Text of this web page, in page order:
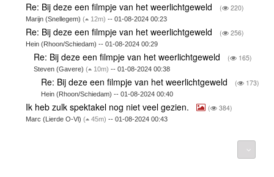
Re: Bij deze een filmpje van het weerlichtgeweld ( 220)
Marijn (Snellegem)( 12m) -- 01-08-2024 00:23
Re: Bij deze een filmpje van het weerlichtgeweld ( 256)
Hein (Rhoon/Schiedam) -- 01-08-2024 00:29
Re: Bij deze een filmpje van het weerlichtgeweld ( 165)
Steven (Gavere) ( 10m) -- 01-08-2024 00:38
Re: Bij deze een filmpje van het weerlichtgeweld ( 173)
Hein (Rhoon/Schiedam) -- 01-08-2024 00:40
Ik heb zulk spektakel nog niet veel gezien. ( 384)
Marc (Lierde O-Vl)( 45m) -- 01-08-2024 00:43